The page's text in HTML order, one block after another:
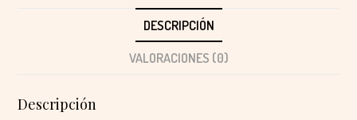
DESCRIPCIÓN
VALORACIONES (0)
Descripción